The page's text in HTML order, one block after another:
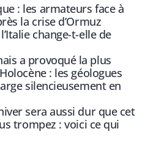
: les armateurs face à
la crise d’Ormuz
change-t-elle de
a provoqué la plus
: les géologues
silencieusement en
sera aussi dur que cet
trompez : voici ce qui